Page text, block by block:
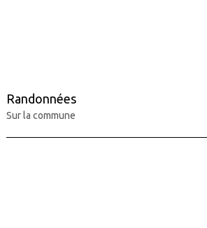
Randonnées
Sur la commune